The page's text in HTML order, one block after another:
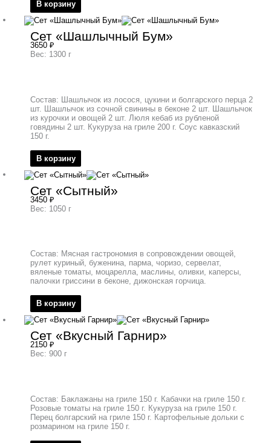
В корзину
Сет «Шашлычный Бум»
3650 ₽
Вес: 1300 г
Состав: Шашлычок из лосося, цукини и болгарского перца 2
шт. Шашлычок из сочной свинины в беконе 2 шт. Шашлычок
из курочки и овощей 2 шт. Люля кебаб из рубленой
говядины 2 шт. Кукуруза на гриле 200 г. Соус кавказский
150 г.
В корзину
Сет «Сытный»
3450 ₽
Вес: 1050 г
Состав: Мясная гастрономия в сопровождении овощей,
рулет куриный, буженина, парма, чоризо, сервелат,
вяленые томаты, моцарелла, маслины, оливки, каперсы,
палочки гриссини в беконе, дижонская горчица.
В корзину
Сет «Вкусный Гарнир»
2150 ₽
Вес: 900 г
Состав: Баклажаны на гриле 150 г. Кабачки на гриле 150 г.
Розовые томаты на гриле 150 г. Кукуруза на гриле 150 г.
Перец болгарский на гриле 150 г. Картофельные дольки с
розмарином на гриле 150 г.